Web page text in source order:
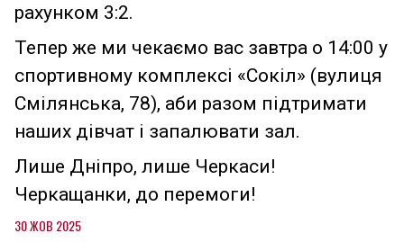
рахунком 3:2.
Тепер же ми чекаємо вас завтра о 14:00 у
спортивному комплексі «Сокіл» (вулиця
Смілянська, 78), аби разом підтримати
наших дівчат і запалювати зал.
Лише Дніпро, лише Черкаси!
Черкащанки, до перемоги!
30 ЖОВ 2025